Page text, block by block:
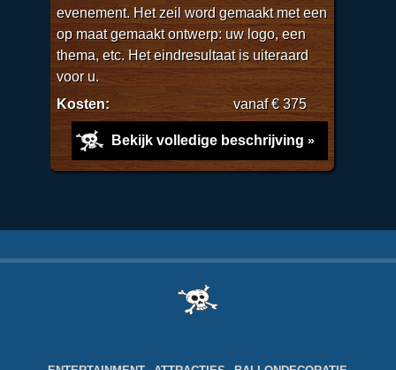
evenement. Het zeil word gemaakt met een
op maat gemaakt ontwerp: uw logo, een
thema, etc. Het eindresultaat is uiteraard
voor u.
Kosten:
vanaf € 375
Bekijk volledige beschrijving